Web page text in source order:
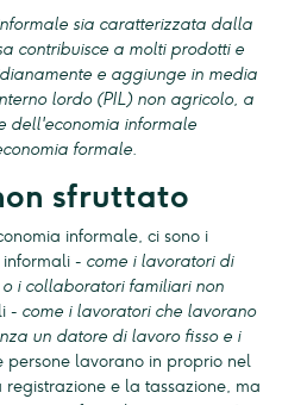
sia caratterizzata dalla
contribuisce a molti prodotti e
e aggiunge in media
lordo (PIL) non agricolo, a
dell'economia informale
formale.
sfruttato
informale, ci sono i
- come i lavoratori di
i collaboratori familiari non
- come i lavoratori che lavorano
un datore di lavoro fisso e i
persone lavorano in proprio nel
e la tassazione, ma